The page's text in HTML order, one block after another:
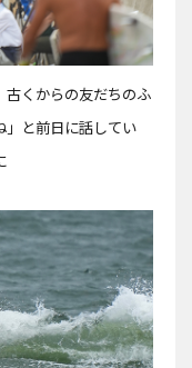
古くからの友だちのふ
」と前日に話してい